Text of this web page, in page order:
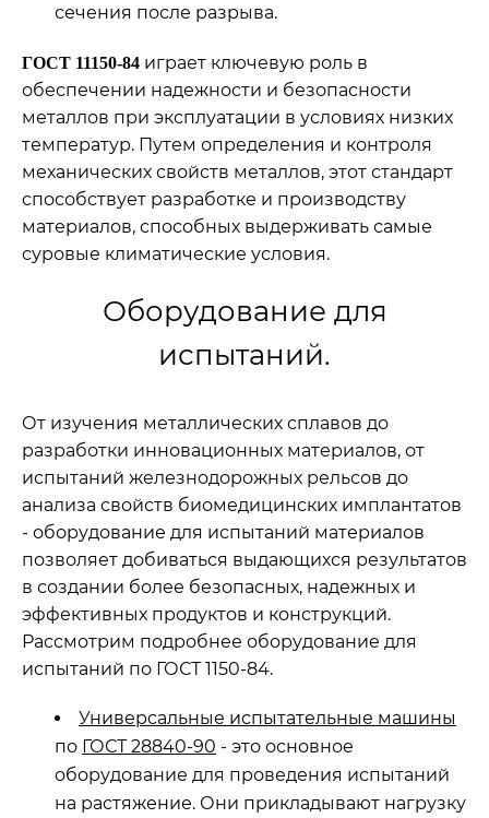
сечения после разрыва.
ГОСТ 11150-84 играет ключевую роль в
обеспечении надежности и безопасности
металлов при эксплуатации в условиях низких
температур. Путем определения и контроля
механических свойств металлов, этот стандарт
способствует разработке и производству
материалов, способных выдерживать самые
суровые климатические условия.
Оборудование для
испытаний.
От изучения металлических сплавов до
разработки инновационных материалов, от
испытаний железнодорожных рельсов до
анализа свойств биомедицинских имплантатов
- оборудование для испытаний материалов
позволяет добиваться выдающихся результатов
в создании более безопасных, надежных и
эффективных продуктов и конструкций.
Рассмотрим подробнее оборудование для
испытаний по ГОСТ 1150-84.
Универсальные испытательные машины
по ГОСТ 28840-90 - это основное
оборудование для проведения испытаний
на растяжение. Они прикладывают нагрузку